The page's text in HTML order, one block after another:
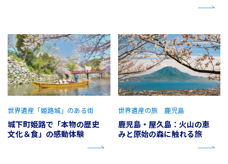
城下町姫路で「本物の歴史
文化＆食」の感動体験
世界遺産「姫路城」のある街
鹿児島・屋久島：火山の恵
みと原始の森に触れる旅
世界遺産の旅 鹿児島